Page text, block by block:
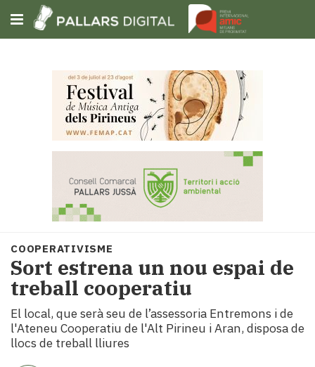
Subscriu-t'hi
Portada
Societat
Política
i
municipis
Economia
i
turisme
COOPERATIVISME
Sort estrena un nou espai de
treball cooperatiu
El local, que serà seu de l’assessoria Entremons i de
l'Ateneu Cooperatiu de l'Alt Pirineu i Aran, disposa de
llocs de treball lliures